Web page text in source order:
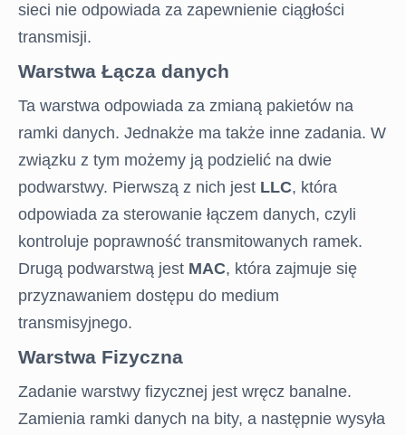
sieci nie odpowiada za zapewnienie ciągłości
transmisji.
Warstwa Łącza danych
Ta warstwa odpowiada za zmianą pakietów na
ramki danych. Jednakże ma także inne zadania. W
związku z tym możemy ją podzielić na dwie
podwarstwy. Pierwszą z nich jest LLC, która
odpowiada za sterowanie łączem danych, czyli
kontroluje poprawność transmitowanych ramek.
Drugą podwarstwą jest MAC, która zajmuje się
przyznawaniem dostępu do medium
transmisyjnego.
Warstwa Fizyczna
Zadanie warstwy fizycznej jest wręcz banalne.
Zamienia ramki danych na bity, a następnie wysyła